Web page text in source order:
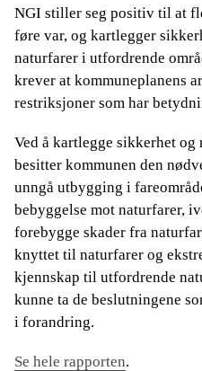
NGI stiller seg positiv til at
føre var, og kartlegger
naturfarer i utfordrende
krever at kommuneplanens
restriksjoner som har
Ved å kartlegge sikkerhet
besitter kommunen den
unngå utbygging i
bebyggelse mot naturfarer,
forebygge skader fra
knyttet til naturfarer og
kjennskap til utfordrende
kunne ta de beslutningene
i forandring.
Se hele rapporten.